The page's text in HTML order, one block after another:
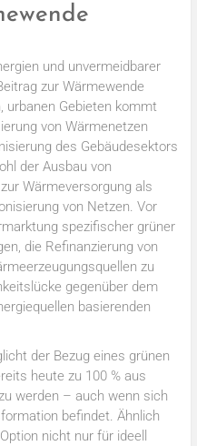
und unvermeidbarer
zur Wärmewende
urbanen Gebieten kommt
von Wärmenetzen
des Gebäudesektors
der Ausbau von
Wärmeversorgung als
von Netzen. Vor
spezifischer grüner
die Refinanzierung von
zu
gegenüber dem
basierenden
der Bezug eines grünen
heute zu 100 % aus
werden – auch wenn sich
befindet. Ähnlich
nicht nur für ideell